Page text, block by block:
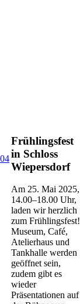
Frühlingsfest
in Schloss
Wiepersdorf
Am 25. Mai 2025,
14.00–18.00 Uhr,
laden wir herzlich
zum Frühlingsfest!
Museum, Café,
Atelierhaus und
Tankhalle werden
geöffnet sein,
zudem gibt es
wieder
Präsentationen auf